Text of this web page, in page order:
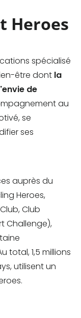
Heroes
spécialisé
être dont la
de
au
se
ses
auprès du
Heroes,
Club
Challenge),
total, 1,5 millions
utilisent un